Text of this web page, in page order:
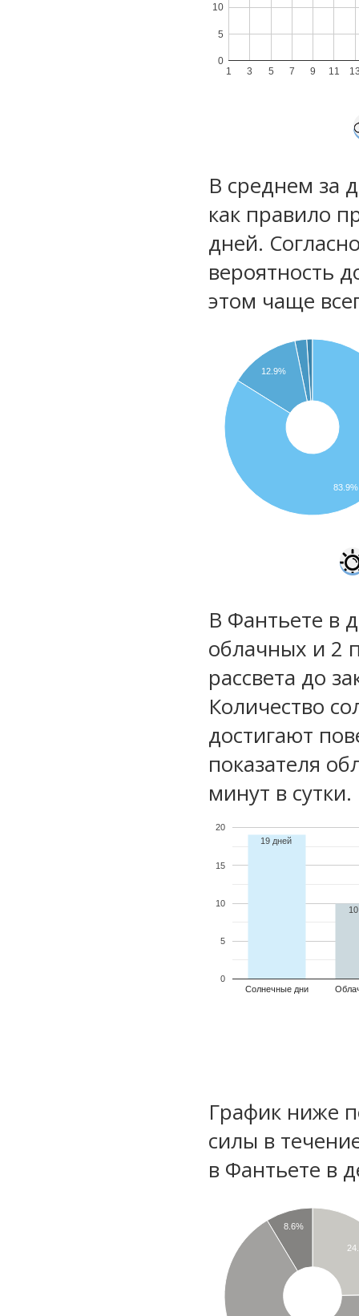
1 3 5 7 9 11
0
5
10
В среднем за
как правило
дней.
вероятность
этом чаще
12.9%
83.9%
В Фантьете в
облачных и 2
рассвета до
Количество
достигают
показателя
минут в сутки.
Солнечные дни
0
5
10
15
20
19 дней
График ниже
силы в
в Фантьете в
8.6%